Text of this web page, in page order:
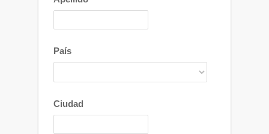
País
Ciudad